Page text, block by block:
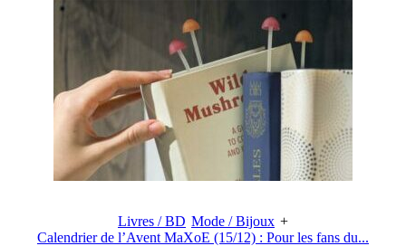
Livres / BD Mode / Bijoux +
Calendrier de l’Avent MaXoE (15/12) : Pour les fans du...